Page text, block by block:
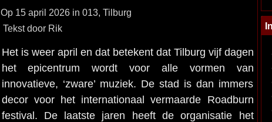
Op 15 april 2026 in 013, Tilburg
Tekst door Rik
Het is weer april en dat betekent dat Tilburg vijf dagen
het epicentrum wordt voor alle vormen van
innovatieve, ‘zware’ muziek. De stad is dan immers
decor voor het internationaal vermaarde Roadburn
festival. De laatste jaren heeft de organisatie het